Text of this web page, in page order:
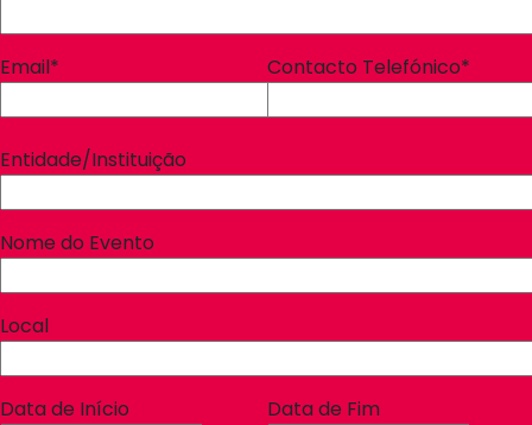
Email* Contacto Telefónico*
Entidade/Instituição
Nome do Evento
Local
Data de Início Data de Fim